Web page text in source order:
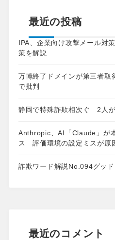
最近の投稿
IPA、企業向け攻撃メール対
策を解説
万博終了ドメインが第三者
で批判
静岡で特殊詐欺相次ぐ 2人
Anthropic、AI「Claude」が
ス 評価環境の設定ミスが原
詐欺ワード解説No.094グッ
最近のコメント